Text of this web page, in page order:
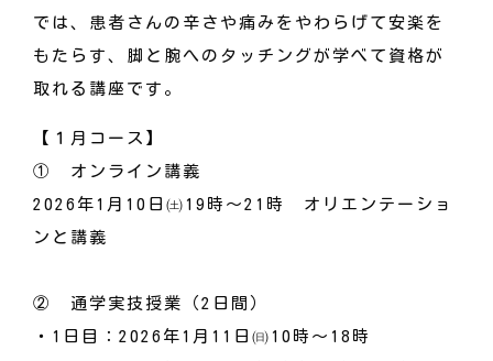
では、患者さんの辛さや痛みをやわらげて安楽を
もたらす、脚と腕へのタッチングが学べて資格が
取れる講座です。
【１月コース】
① オンライン講義
2026年1月10日㈯19 時～21時 オリエンテーショ
ンと講義
② 通学実技授業（2日間）
・1日目：2026年1月11日㈰10時～18時